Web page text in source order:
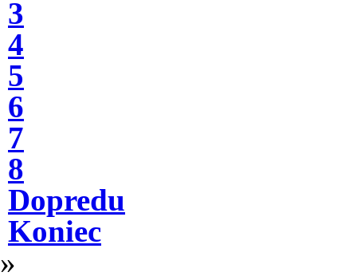
3
4
5
6
7
8
Dopredu
Koniec
»